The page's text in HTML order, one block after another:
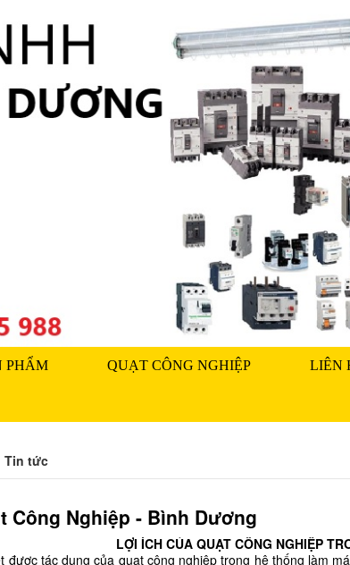
PHẨM QUẠT CÔNG NGHIỆP LIÊN
Tin tức
Công Nghiệp - Bình Dương
LỢI ÍCH CỦA QUẠT CÔNG NGHIỆP
được tác dụng của quạt công nghiệp trong hệ thống làm